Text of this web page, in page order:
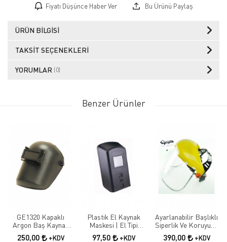
Fiyatı Düşünce Haber Ver Bu Ürünü Paylaş
ÜRÜN BILGISI
TAKSIT SEÇENEKLERI
YORUMLAR (0)
Benzer Ürünler
GE1320 Kapaklı
Argon Baş Kaynak
Maskesi
250,00 +KDV
Plastik El Kaynak
Maskesi | El Tipi
Koruyucu Kaynakçı
97,50 +KDV
Ayarlanabilir Başlıklı
Siperlik Ve Koruyucu
İş Gözlüğü
390,00 +KDV